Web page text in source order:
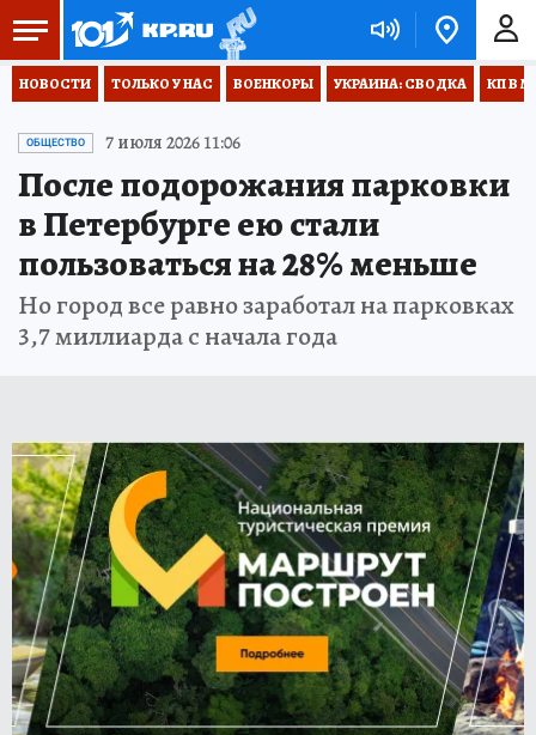
НОВОСТИ ТОЛЬКО У НАС ВОЕНКОРЫ УКРАИНА: СВОДКА КП В
ОБЩЕСТВО 7 июля 2026 11:06
После подорожания парковки
в Петербурге ею стали
пользоваться на 28% меньше
Но город все равно заработал на парковках
3,7 миллиарда с начала года